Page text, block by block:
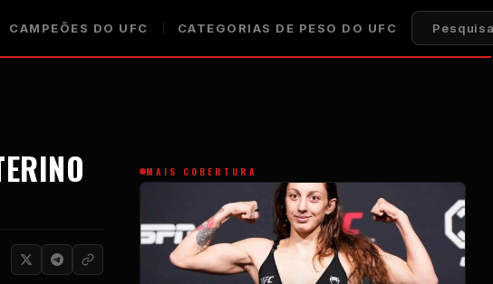
CAMPEÕES DO UFC CATEGORIAS DE PESO DO UFC
MAIS COBERTURA